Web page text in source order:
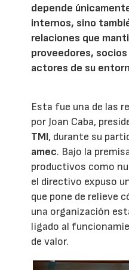
depende
internos, sino
relaciones que
proveedores,
actores de su
Esta fue una de las
por Joan Caba,
TMI, durante su
amec. Bajo la
productivos como
el directivo expuso
que pone de relieve
una organización
ligado al
de valor.